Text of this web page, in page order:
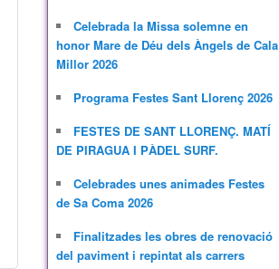
Celebrada la Missa solemne en
honor Mare de Déu dels Àngels de Cala
Millor 2026
Programa Festes Sant Llorenç 2026
FESTES DE SANT LLORENÇ. MATÍ
DE PIRAGUA I PÀDEL SURF.
Celebrades unes animades Festes
de Sa Coma 2026
Finalitzades les obres de renovació
del paviment i repintat als carrers